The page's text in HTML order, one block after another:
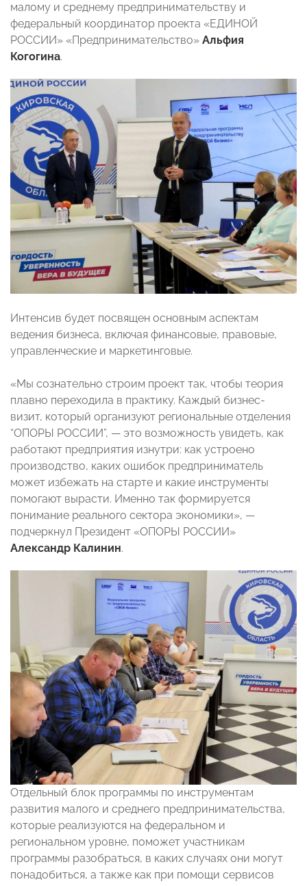
малому и среднему предпринимательству и
федеральный координатор проекта «ЕДИНОЙ
РОССИИ» «Предпринимательство» Альфия
Когогина.
Интенсив будет посвящен основным аспектам
ведения бизнеса, включая финансовые, правовые,
управленческие и маркетинговые.
«Мы сознательно строим проект так, чтобы теория
плавно переходила в практику. Каждый бизнес-
визит, который организуют региональные отделения
“ОПОРЫ РОССИИ”, — это возможность увидеть, как
работают предприятия изнутри: как устроено
производство, каких ошибок предприниматель
может избежать на старте и какие инструменты
помогают вырасти. Именно так формируется
понимание реального сектора экономики», —
подчеркнул Президент «ОПОРЫ РОССИИ»
Александр Калинин.
Отдельный блок программы по инструментам
развития малого и среднего предпринимательства,
которые реализуются на федеральном и
региональном уровне, поможет участникам
программы разобраться, в каких случаях они могут
понадобиться, а также как при помощи сервисов